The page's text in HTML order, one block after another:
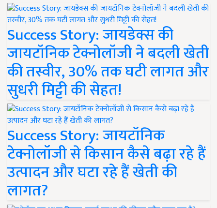
Success Story: जायडेक्स की
जायटॉनिक टेक्नोलॉजी ने बदली खेती
की तस्वीर, 30% तक घटी लागत और
सुधरी मिट्टी की सेहत!
Success Story: जायटॉनिक
टेक्नोलॉजी से किसान कैसे बढ़ा रहे हैं
उत्पादन और घटा रहे हैं खेती की
लागत?